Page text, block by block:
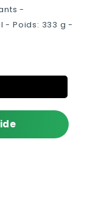
-
- Poids: 333 g -